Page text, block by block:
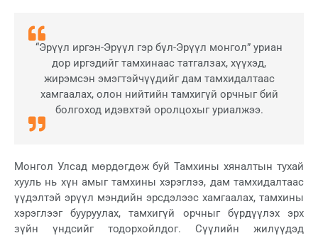
“Эрүүл иргэн-Эрүүл гэр бүл-Эрүүл монгол” уриан
дор иргэдийг тамхинаас татгалзах, хүүхэд,
жирэмсэн эмэгтэйчүүдийг дам тамхидалтаас
хамгаалах, олон нийтийн тамхигүй орчныг бий
болгоход идэвхтэй оролцохыг уриалжээ.
Монгол Улсад мөрдөгдөж буй Тамхины хяналтын тухай
хууль нь хүн амыг тамхины хэрэглээ, дам тамхидалтаас
үүдэлтэй эрүүл мэндийн эрсдэлээс хамгаалах, тамхины
хэрэглээг бууруулах, тамхигүй орчныг бүрдүүлэх эрх
зүйн үндсийг тодорхойлдог. Сүүлийн жилүүдэд